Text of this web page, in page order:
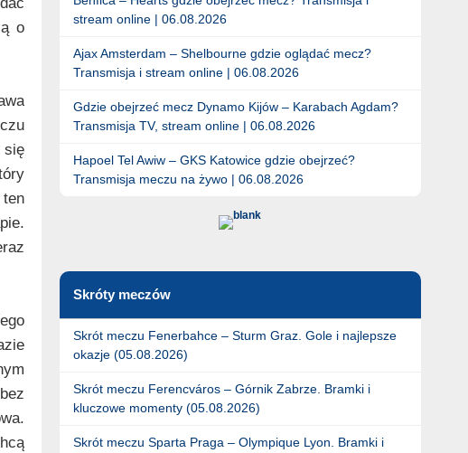
o
się
stream online | 06.08.2026
Ajax Amsterdam – Shelbourne gdzie oglądać mecz?
Transmisja i stream online | 06.08.2026
Gdzie obejrzeć mecz Dynamo Kijów – Karabach Agdam?
Transmisja TV, stream online | 06.08.2026
Hapoel Tel Awiw – GKS Katowice gdzie obejrzeć?
Transmisja meczu na żywo | 06.08.2026
Skróty meczów
Skrót meczu Fenerbahce – Sturm Graz. Gole i najlepsze
okazje (05.08.2026)
Skrót meczu Ferencváros – Górnik Zabrze. Bramki i
kluczowe momenty (05.08.2026)
Skrót meczu Sparta Praga – Olympique Lyon. Bramki i